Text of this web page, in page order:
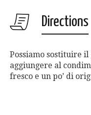
Directions
Possiamo sostituire
aggiungere al
fresco e un po’ di